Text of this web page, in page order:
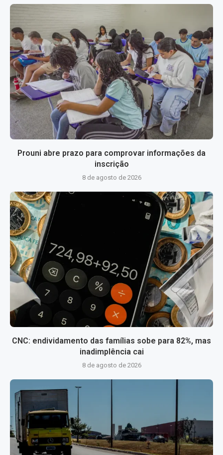
Prouni abre prazo para comprovar informações da
inscrição
8 de agosto de 2026
CNC: endividamento das famílias sobe para 82%, mas
inadimplência cai
8 de agosto de 2026